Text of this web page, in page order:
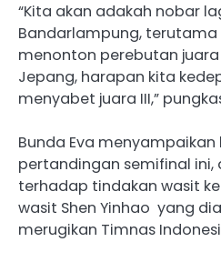
“Kita akan adakah nobar
Bandarlampung,
menonton perebutan
Jepang, harapan kita
menyabet juara III,”
Bunda Eva
pertandingan semifinal ini,
terhadap tindakan wasit
wasit Shen Yinhao yang
merugikan Timnas